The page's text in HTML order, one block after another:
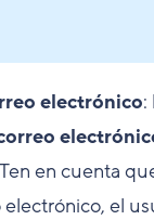
electrónico:
en cuenta
el